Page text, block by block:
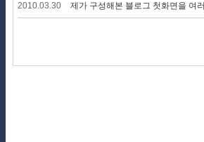
2010.03.30 제가 구성해본 블로그 첫화면을 여